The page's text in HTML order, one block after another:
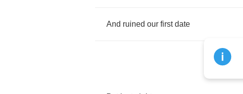
And ruined our first date